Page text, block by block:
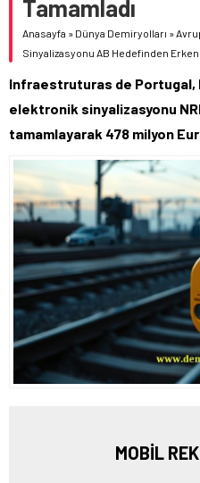
Madrid Atocha’da 56
%33 Kapasite Artışı
Tamamladı
Anasayfa » Dünya Demiryolları »
Sinyalizasyonu AB Hedefinden Erken
Infraestruturas de Portugal,
elektronik sinyalizasyonu
tamamlayarak 478 milyon
MOBİL